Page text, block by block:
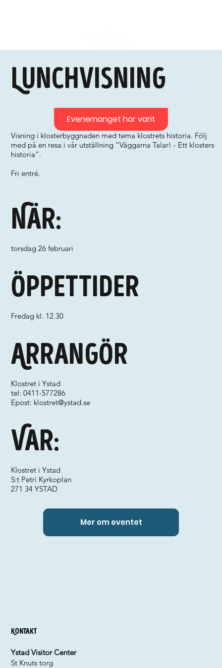
Lunchvisning
Visning i klosterbyggnaden med tema klostrets historia. Följ
med på en resa i vår utställning ”Väggarna Talar! - Ett klosters
historia”.
Fri entré.
När:
torsdag 26 februari
Var:
Arrangör
Klostret i Ystad
tel: 0411-577286
Epost: klostret@ystad.se
Klostret i Ystad
S:t Petri Kyrkoplan
271 34 YSTAD
Öppettider
Fredag kl. 12.30
Mer om eventet
Evenemanget har varit
Kontakt
Ystad Visitor Center
St Knuts torg